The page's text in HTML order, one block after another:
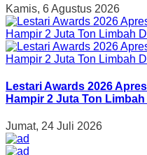
Kamis, 6 Agustus 2026
Lestari Awards 2026
Hampir 2 Juta Ton
Jumat, 24 Juli 2026